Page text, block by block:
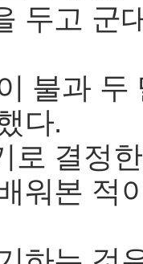
두고 군
불과
다.
로 결정
워본 적